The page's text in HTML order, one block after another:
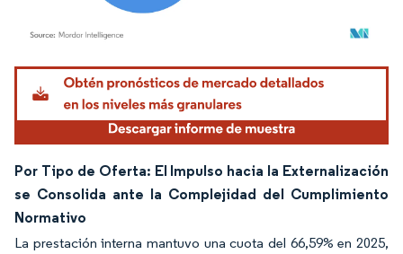
Imagen © Mordor Intelligence. El uso requiere atribución según CC BY 4.0.
Por Tipo de Oferta: El Impulso hacia la Externalización
se Consolida ante la Complejidad del Cumplimiento
Normativo
La prestación interna mantuvo una cuota del 66,59% en 2025,